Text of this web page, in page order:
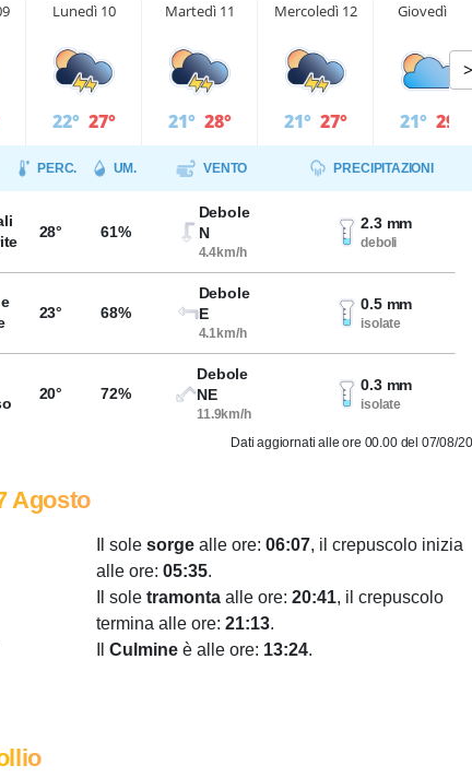
Lunedì 10
22° 27°
Martedì 11
21° 28°
Mercoledì 12
21° 27°
Giovedì 13
21° 29°
>
PERC. UM. VENTO PRECIPITAZIONI
28° 61%
Debole
N
4.4km/h
2.3 mm
deboli
23° 68%
Debole
E
4.1km/h
0.5 mm
isolate
20° 72%
Debole
NE
11.9km/h
0.3 mm
isolate
Dati aggiornati alle ore 00.00 del 07/08/
Agosto
Il sole sorge alle ore: 06:07, il crepuscolo inizia
alle ore: 05:35.
Il sole tramonta alle ore: 20:41, il crepuscolo
termina alle ore: 21:13.
Culmine è alle ore: 13:24.